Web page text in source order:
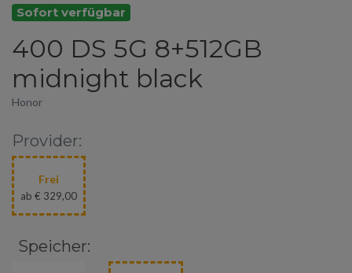
Sofort verfügbar
400 DS 5G 8+512GB
midnight black
Honor
Provider:
Frei
ab € 329,00
Speicher: